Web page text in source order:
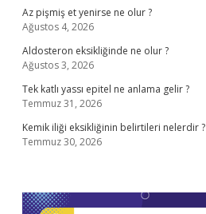
Az pişmiş et yenirse ne olur ?
Ağustos 4, 2026
Aldosteron eksikliğinde ne olur ?
Ağustos 3, 2026
Tek katlı yassı epitel ne anlama gelir ?
Temmuz 31, 2026
Kemik iliği eksikliğinin belirtileri nelerdir ?
Temmuz 30, 2026